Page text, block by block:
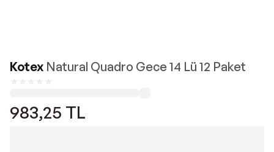
Kotex Natural Quadro Gece 14 Lü 12 Paket
983,25 TL